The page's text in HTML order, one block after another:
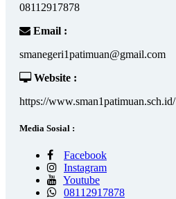
08112917878
Email :
smanegeri1patimuan@gmail.com
Website :
https://www.sman1patimuan.sch.id/
Media Sosial :
Facebook
Instagram
Youtube
08112917878